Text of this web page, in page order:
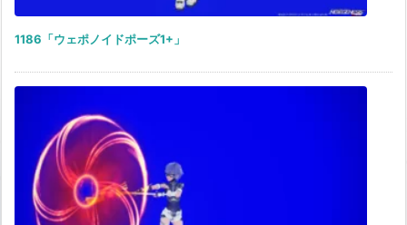
1186「ウェポノイドポーズ1+」